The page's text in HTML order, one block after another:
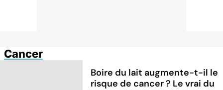
Cancer
Boire du lait augmente-t-il le
risque de cancer ? Le vrai du